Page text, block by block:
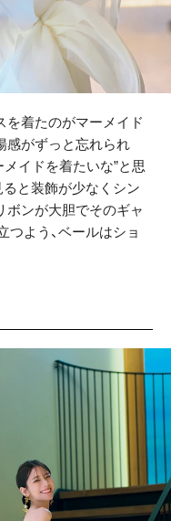
を着たのがマーメイド
感がずっと忘れられ
イドを着たいな”と思
ると装飾が少なくシン
ボンが大胆でそのギャ
つよう、ベールはショ